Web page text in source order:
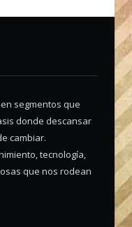
segmentos que
donde descansar
cambiar.
tecnología,
que nos rodean